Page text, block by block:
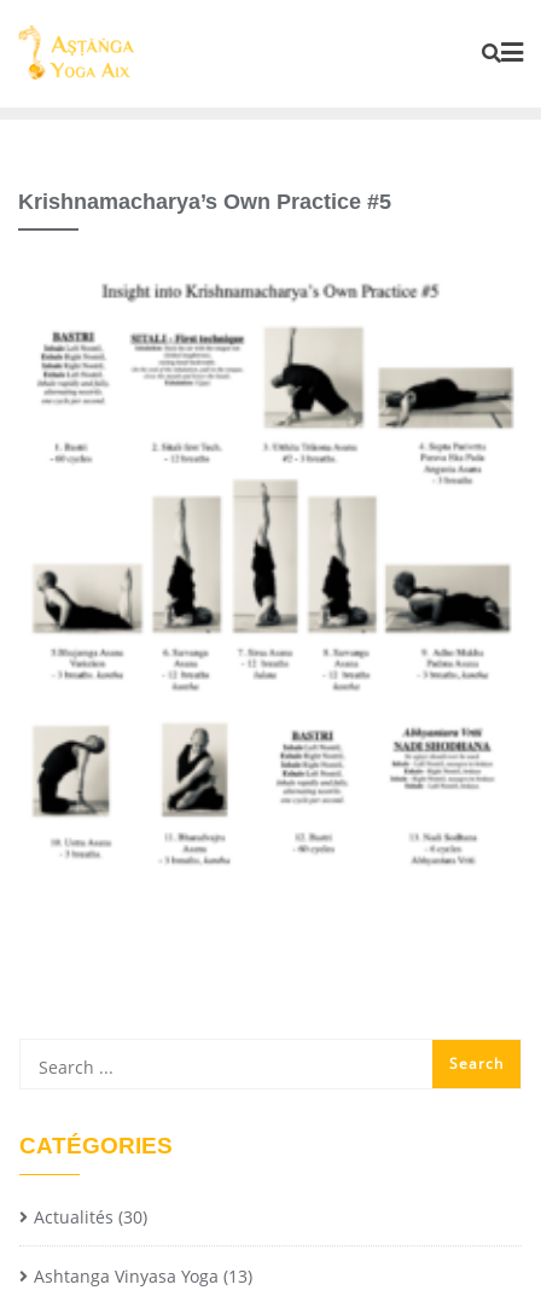
Krishnamacharya’s Own Practice #5
CATÉGORIES
Actualités (30)
Ashtanga Vinyasa Yoga (13)